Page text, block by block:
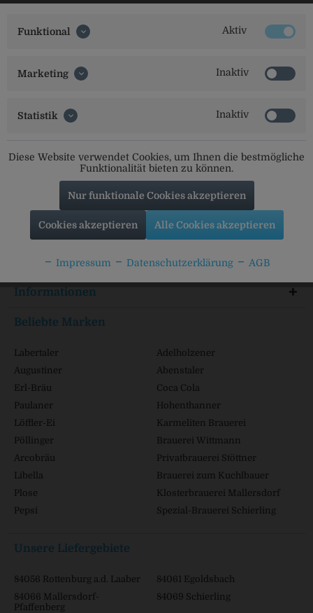
Folgt uns auf unseren Kanälen für alle Neuigkeiten:
Service Hotline
Shop Service
Informationen
Beliebte Marken
Labertaler
Adelholzener
Augustiner
Abenstaler
Erl-Bräu
Coca Cola
Paulaner
Hohenthanner
Löffler-Ei
Karmeliten Brauerei
Pöllinger
Brauerei Wittmann
Arcobräu
Privatbrauerei Stöttner
Libella
Brauerei zum Kuchlbauer
Plose
Klosterbrauerei Mallersdorf
Pepsi
Spezial-Brauerei Schierling
Unsere Liefergebiete
84056 Rottenburg a.d. Laaber
84061 Egoldsbach
84066 Mallersdorf-
Pfaffenberg
84069 Schierling
Funktional Aktiv
Marketing Inaktiv
Statistik Inaktiv
Diese Website verwendet Cookies, um Ihnen die bestmögliche
Funktionalität bieten zu können.
Nur funktionale Cookies akzeptieren
Cookies akzeptieren Alle Cookies akzeptieren
Impressum Datenschutzerklärung AGB